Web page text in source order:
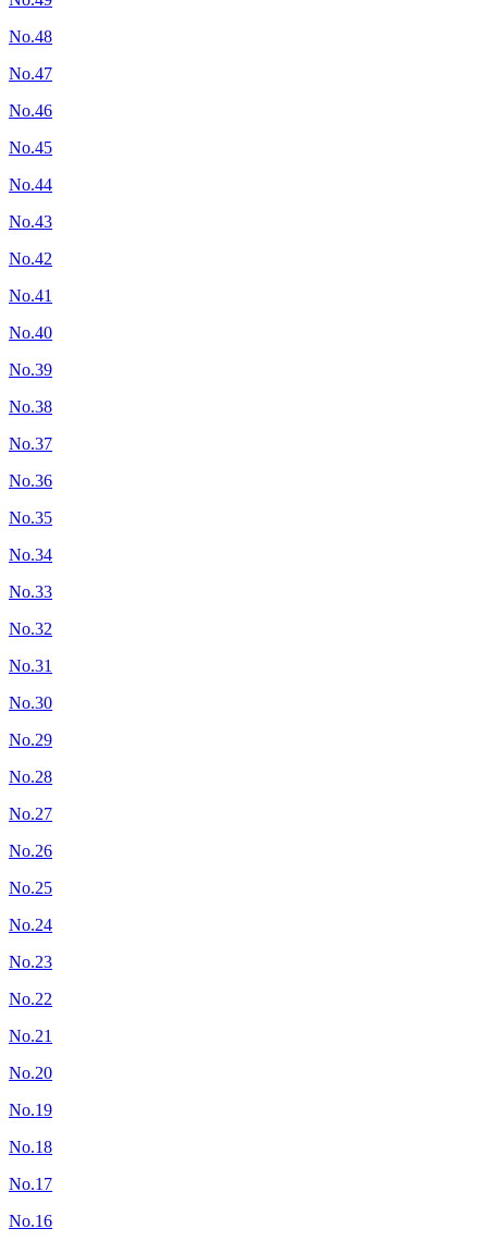
No.48
No.47
No.46
No.45
No.44
No.43
No.42
No.41
No.40
No.39
No.38
No.37
No.36
No.35
No.34
No.33
No.32
No.31
No.30
No.29
No.28
No.27
No.26
No.25
No.24
No.23
No.22
No.21
No.20
No.19
No.18
No.17
No.16